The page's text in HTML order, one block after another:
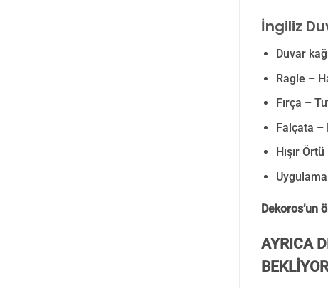
İngiliz
Duvar
Ragle –
Fırça –
Falçata –
Hışır
Dekoros’un
AYRICA